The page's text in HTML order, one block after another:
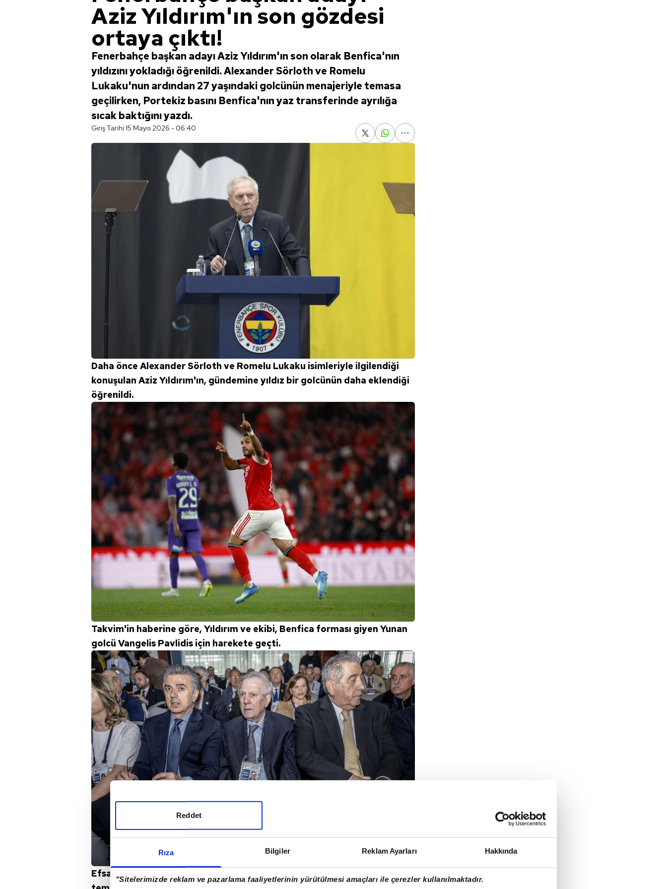
Rıza Bilgiler Reklam Ayarları Hakkında
"Sitelerimizde reklam ve pazarlama faaliyetlerinin yürütülmesi amaçları ile çerezler kullanılmaktadır.
Reddet
Aziz Yıldırım'ın son gözdesi
ortaya çıktı!
Fenerbahçe başkan adayı Aziz Yıldırım'ın son olarak Benfica'nın
yıldızını yokladığı öğrenildi. Alexander Sörloth ve Romelu
Lukaku'nun ardından 27 yaşındaki golcünün menajeriyle temasa
geçilirken, Portekiz basını Benfica'nın yaz transferinde ayrılığa
sıcak baktığını yazdı.
Giriş Tarihi:15 Mayıs 2026 - 06:40
Daha önce Alexander Sörloth ve Romelu Lukaku isimleriyle ilgilendiği
konuşulan Aziz Yıldırım'ın, gündemine yıldız bir golcünün daha eklendiği
öğrenildi.
Takvim'in haberine göre, Yıldırım ve ekibi, Benfica forması giyen Yunan
golcü Vangelis Pavlidis için harekete geçti.
Efsane başkanın kurmaylarının, yıldız futbolcunun menajeriyle ilk